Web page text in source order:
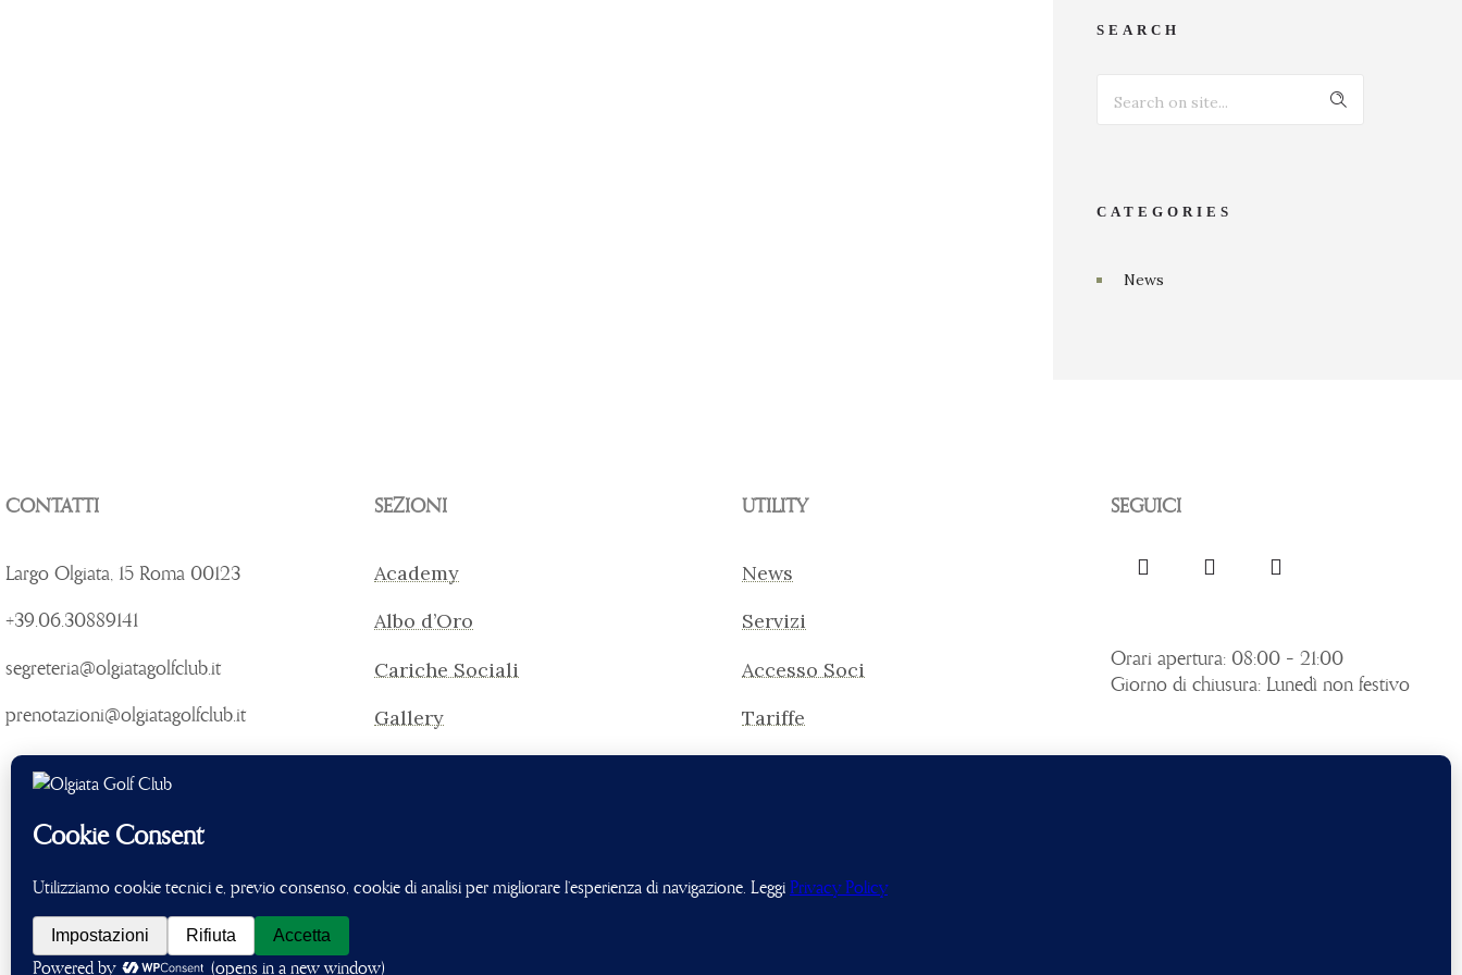
SEARCH
CATEGORIES
News
CONTATTI
Largo Olgiata, 15 Roma 00123
+39.06.30889141
segreteria@olgiatagolfclub.it
prenotazioni@olgiatagolfclub.it
SEZIONI
Academy
Albo d’Oro
Cariche Sociali
Gallery
UTILITY
News
Servizi
Accesso Soci
Tariffe
SEGUICI
Orari apertura: 08:00 – 21:00
Giorno di chiusura: Lunedì non festivo
© Olgiata Golf Club | P. IVA: 01302571003 | Credit